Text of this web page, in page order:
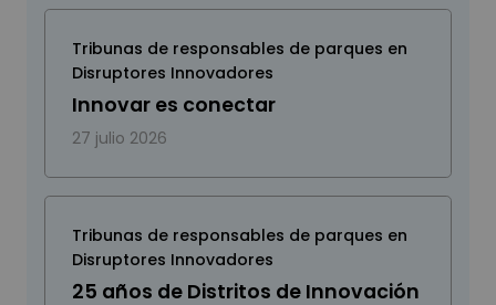
Tribunas de responsables de parques en
Disruptores Innovadores
Innovar es conectar
27 julio 2026
Tribunas de responsables de parques en
Disruptores Innovadores
25 años de Distritos de Innovación